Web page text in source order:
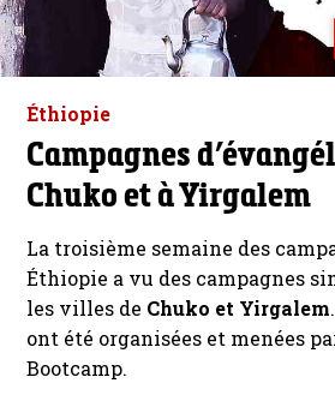
Éthiopie
Campagnes
Chuko et à Yirgalem
La troisième semaine des
Éthiopie a vu des campagnes
les villes de Chuko et Yirgalem
ont été organisées et menées
Bootcamp.